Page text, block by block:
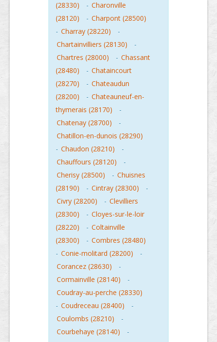
(28330)
- Charonville
(28120)
- Charpont (28500)
- Charray (28220)
-
Chartainvilliers (28130)
-
Chartres (28000)
- Chassant
(28480)
- Chataincourt
(28270)
- Chateaudun
(28200)
- Chateauneuf-en-
thymerais (28170)
-
Chatenay (28700)
-
Chatillon-en-dunois (28290)
- Chaudon (28210)
-
Chauffours (28120)
-
Cherisy (28500)
- Chuisnes
(28190)
- Cintray (28300)
-
Civry (28200)
- Clevilliers
(28300)
- Cloyes-sur-le-loir
(28220)
- Coltainville
(28300)
- Combres (28480)
- Conie-molitard (28200)
-
Corancez (28630)
-
Cormainville (28140)
-
Coudray-au-perche (28330)
- Coudreceau (28400)
-
Coulombs (28210)
-
Courbehaye (28140)
-